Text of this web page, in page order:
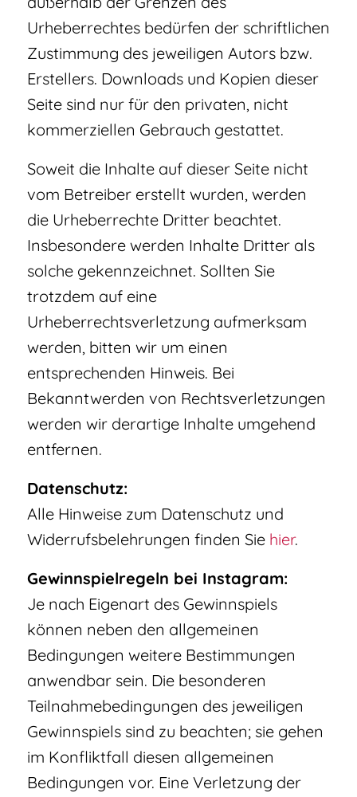
Urheberrechtes bedürfen der schriftlichen
Zustimmung des jeweiligen Autors bzw.
Erstellers. Downloads und Kopien dieser
Seite sind nur für den privaten, nicht
kommerziellen Gebrauch gestattet.
Soweit die Inhalte auf dieser Seite nicht
vom Betreiber erstellt wurden, werden
die Urheberrechte Dritter beachtet.
Insbesondere werden Inhalte Dritter als
solche gekennzeichnet. Sollten Sie
trotzdem auf eine
Urheberrechtsverletzung aufmerksam
werden, bitten wir um einen
entsprechenden Hinweis. Bei
Bekanntwerden von Rechtsverletzungen
werden wir derartige Inhalte umgehend
entfernen.
Datens­chutz:
Alle Hinweise zum Datenschutz und
Widerrufsbelehrungen finden Sie hier.
Gewinnspielregeln bei Instagram:
Je nach Eigenart des Gewinnspiels
können neben den allgemeinen
Bedingungen weitere Bestimmungen
anwendbar sein. Die besonderen
Teilnahmebedingungen des jeweiligen
Gewinnspiels sind zu beachten; sie gehen
im Konfliktfall diesen allgemeinen
Bedingungen vor. Eine Verletzung der